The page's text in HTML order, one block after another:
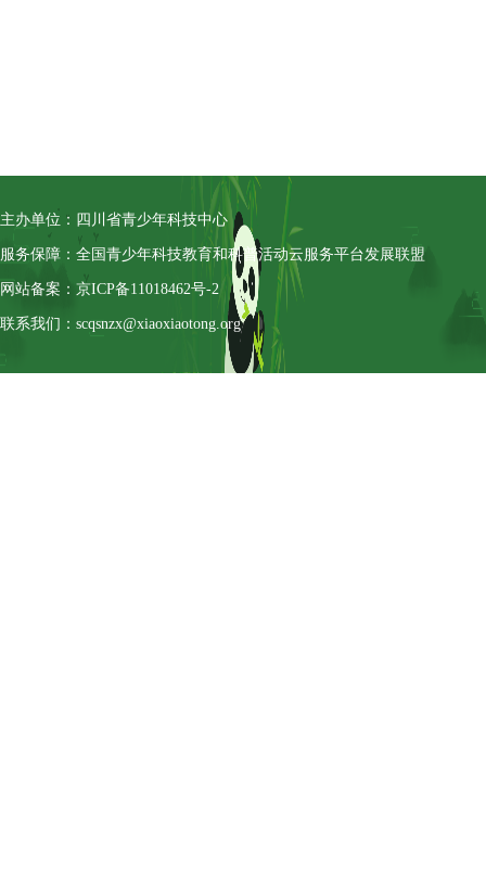
主办单位：四川省青少年科技中心
服务保障：全国青少年科技教育和科普活动云服务平台发展联盟
网站备案：京ICP备11018462号-2
联系我们：scqsnzx@xiaoxiaotong.org